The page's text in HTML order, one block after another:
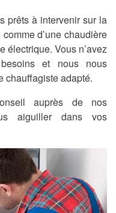
prêts à intervenir sur la
d’une chaudière
électrique. Vous n’avez
et nous nous
chauffagiste adapté.
auprès de nos
aiguiller dans vos